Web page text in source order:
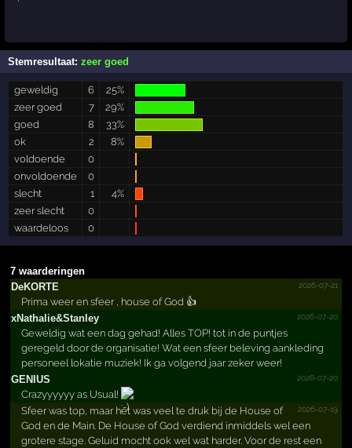
Stemresultaat:zeer goed
geweldig 6
25%
zeer goed
7
29%
goed
8
33%
ok
2
8%
voldoende
0
onvoldoende
0
slecht
1
4%
zeer slecht
0
waardeloos
0
7 waarderingen
DeKORTE
2026-07-21
Prima weer en sfeer , house of God 👍
xNathalie&­Stanley
2026-07-20
Geweldig wat een dag gehad! Alles TOP! tot in de puntjes
geregeld door de organisatie! Wat een sfeer beleving aankleding
personeel lokatie muziek! Ik ga volgend jaar zeker weer!
GENIUS
2026-07-20
Crazyyyyyy as Usual!
2026-07-19
Sfeer was top, maar het was veel te druk bij de House of
God en de Main. De House of God verdiend inmiddels wel een
grotere stage. Geluid mocht ook wel wat harder. Voor de rest een